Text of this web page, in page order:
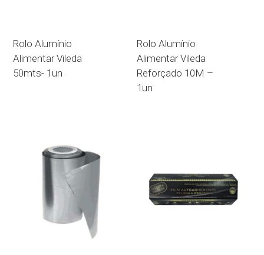
Rolo Alumínio
Alimentar Vileda
50mts- 1un
Rolo Alumínio
Alimentar Vileda
Reforçado 10M –
1un